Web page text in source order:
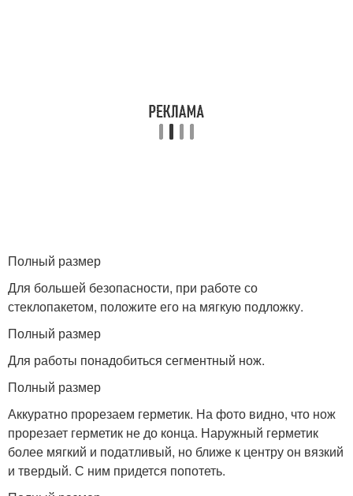
Полный размер
Для большей безопасности, при работе со
стеклопакетом, положите его на мягкую подложку.
Полный размер
Для работы понадобиться сегментный нож.
Полный размер
Аккуратно прорезаем герметик. На фото видно, что нож
прорезает герметик не до конца. Наружный герметик
более мягкий и податливый, но ближе к центру он вязкий
и твердый. С ним придется попотеть.